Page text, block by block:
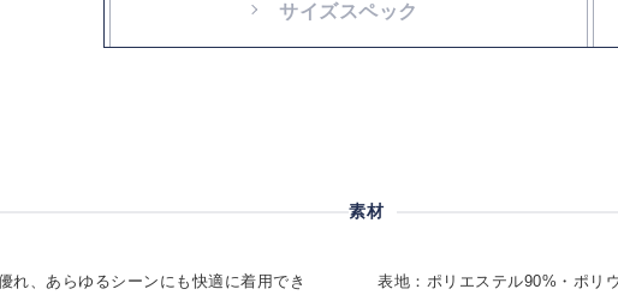
サイズスペック
れ、あらゆるシーンにも快適に着用でき
素材
表地：ポリエステル90%・ポリ